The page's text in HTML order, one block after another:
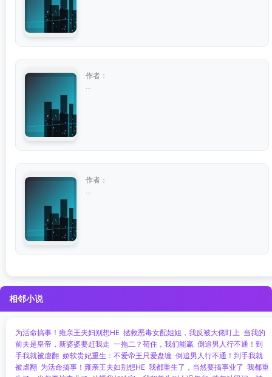
作者：
作者：
相邻小说
为活命搞事！雍亲王夫妇别想HE 拯救恶毒女配姐姐，我反被大佬盯上 当我的
前夫是皇帝，新婆婆要赶我走 一拖二？苟住，我们能赢 倒追男人行不通！到
手我就被虐翻 娇软贵妃重生：不爱帝王只爱盘缠 倒追男人行不通！到手我就
被虐翻 为活命搞事！雍亲王夫妇别想HE 我都重生了，当然要搞事业了 我都重